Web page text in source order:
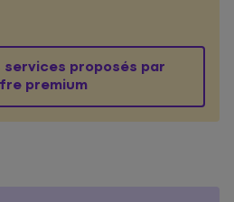
services proposés par
premium